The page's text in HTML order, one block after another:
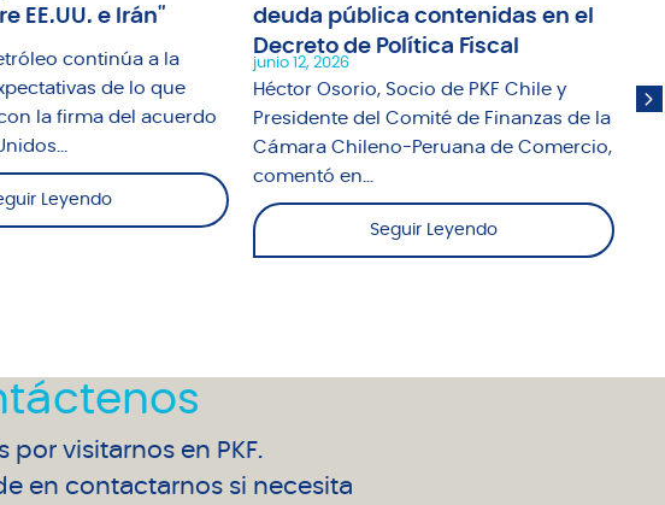
EE.UU. e Irán"
continúa a la
de lo que
la firma del acuerdo
Leyendo
deuda pública contenidas en el
Decreto de Política Fiscal
junio 12, 2026
Héctor Osorio, Socio de PKF Chile y
Presidente del Comité de Finanzas de la
Cámara Chileno-Peruana de Comercio,
comentó en...
Seguir Leyendo
El
por visitarnos en PKF.
en contactarnos si necesita